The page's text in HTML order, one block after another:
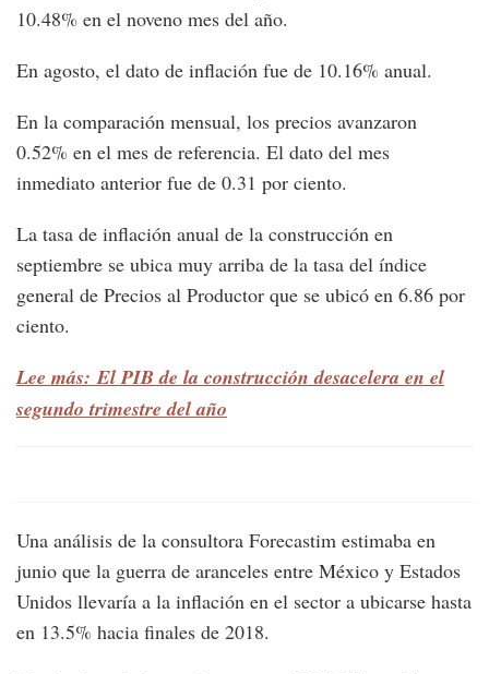
10.48% en el noveno mes del año.
En agosto, el dato de inflación fue de 10.16% anual.
En la comparación mensual, los precios avanzaron
0.52% en el mes de referencia. El dato del mes
inmediato anterior fue de 0.31 por ciento.
La tasa de inflación anual de la construcción en
septiembre se ubica muy arriba de la tasa del índice
general de Precios al Productor que se ubicó en 6.86 por
ciento.
Lee más: El PIB de la construcción desacelera en el
segundo trimestre del año
Una análisis de la consultora Forecastim estimaba en
junio que la guerra de aranceles entre México y Estados
Unidos llevaría a la inflación en el sector a ubicarse hasta
en 13.5% hacia finales de 2018.